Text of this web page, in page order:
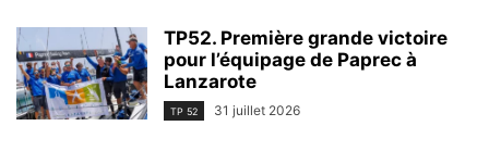
TP52. Première grande victoire
pour l’équipage de Paprec à
Lanzarote
TP 52 31 juillet 2026